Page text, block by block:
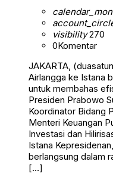
visibility270
0Komentar
JAKARTA,
Airlangga ke Istana
untuk membahas
Presiden Prabowo
Koordinator Bidang
Menteri Keuangan
Investasi dan
Istana
berlangsung dalam
[…]